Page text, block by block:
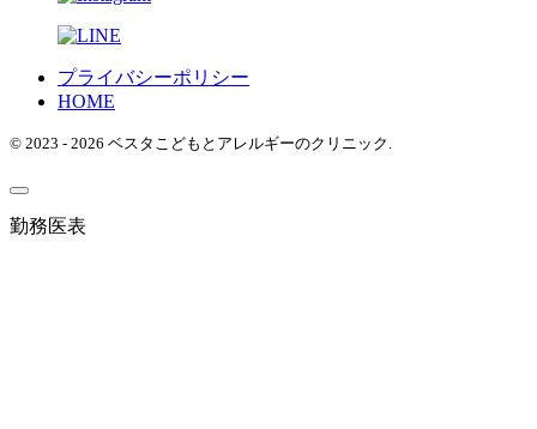
プライバシーポリシー
HOME
© 2023 - 2026 ベスタこどもとアレルギーのクリニック.
勤務医表